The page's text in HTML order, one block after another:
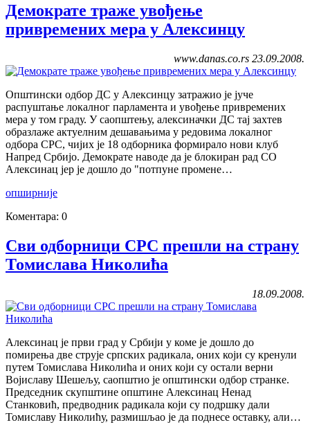
Демократе траже увођење
привремених мера у Алексинцу
www.danas.co.rs 23.09.2008.
Општински одбор ДС у Алексинцу затражио је јуче
распуштање локалног парламента и увођење привремених
мера у том граду. У саопштењу, алексиначки ДС тај захтев
образлаже актуелним дешавањима у редовима локалног
одбора СРС, чијих је 18 одборника формирало нови клуб
Напред Србијо. Демократе наводе да је блокиран рад СО
Алексинац јер је дошло до "потпуне промене…
опширније
Коментара: 0
Сви одборници СРС прешли на страну
Томислава Николића
18.09.2008.
Алексинац је први град у Србији у коме је дошло до
помирења две струје српских радикала, оних који су кренули
путем Томислава Николића и оних који су остали верни
Војиславу Шешељу, саопштио је општински одбор странке.
Председник скупштине општине Алексинац Ненад
Станковић, предводник радикала који су подршку дали
Томиславу Николићу, размишљао је да поднесе оставку, али…